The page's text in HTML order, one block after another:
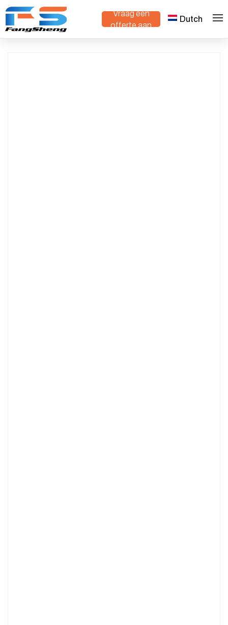
Vraag een
offerte aan
Dutch
Thuis > Producten